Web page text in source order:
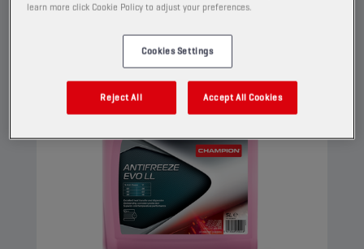
LIQUIDE DE REFROIDISSEMENT
learn more click Cookie Policy to adjust your preferences.
Cookies Settings
Reject All Accept All Cookies